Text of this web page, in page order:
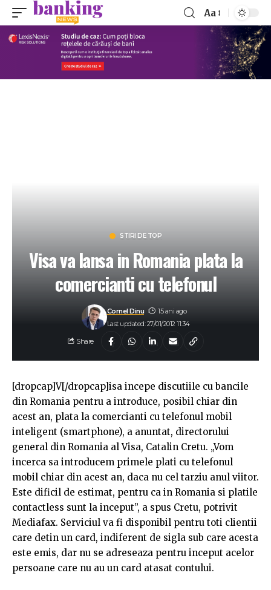
Aa
STIRI DE TOP
Visa va lansa in Romania plata la
comercianti cu telefonul
Last updated: 27/01/2012 11:34
Cornel Dinu 15 ani ago
Share
[dropcap]V[/dropcap]isa incepe discutiile cu bancile
din Romania pentru a introduce, posibil chiar din
acest an, plata la comercianti cu telefonul mobil
inteligent (smartphone), a anuntat, directorului
general din Romania al Visa, Catalin Cretu. „Vom
incerca sa introducem primele plati cu telefonul
mobil chiar din acest an, daca nu cel tarziu anul viitor.
Este dificil de estimat, pentru ca in Romania si platile
contactless sunt la inceput”, a spus Cretu, potrivit
Mediafax. Serviciul va fi disponibil pentru toti clientii
care detin un card, indiferent de sigla sub care acesta
este emis, dar nu se adreseaza pentru inceput acelor
persoane care nu au un card atasat contului.